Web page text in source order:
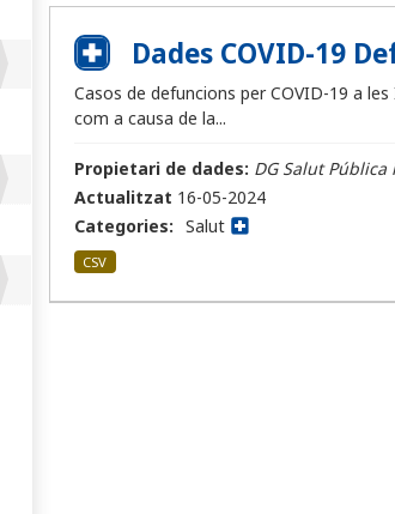
Dades COVID-19
Casos de defuncions per COVID-19 a
com a causa de la...
Propietari de dades: DG Salut
Actualitzat 16-05-2024
Categories: Salut
CSV